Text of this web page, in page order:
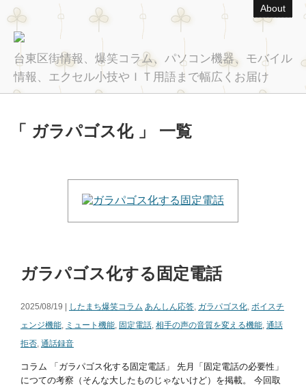
About
台東区街情報、爆笑コラム、パソコン機器、モバイル
情報、エクセル小技やＩＴ用語まで幅広くお届け
「 ガラパゴス化 」 一覧
ガラパゴス化する固定電話
2025/08/19 | したまち爆笑コラム あんしん応答, ガラパゴス化, ボイスチ
ェンジ機能, ミュート機能, 固定電話, 相手の声の音質を変える機能, 通話
拒否, 通話録音
コラム 「ガラパゴス化する固定電話」 先月「固定電話の必要性」
につての考察（そんな大したものじゃないけど）を掲載。 今回取